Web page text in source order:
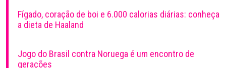
Fígado, coração de boi e 6.000 calorias diárias: conheça
a dieta de Haaland
Jogo do Brasil contra Noruega é um encontro de
gerações